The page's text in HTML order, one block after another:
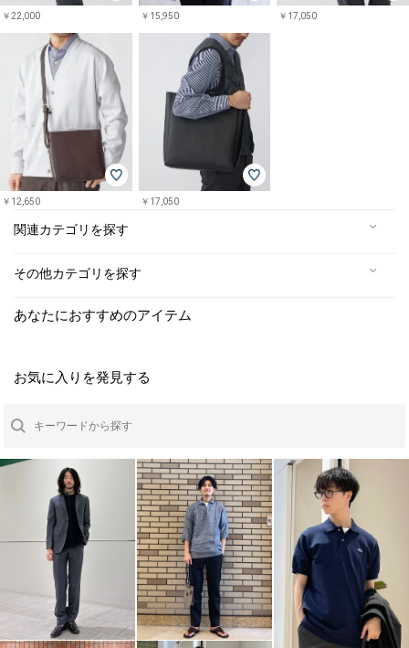
￥22,000 ￥15,950 ￥17,050
￥12,650 ￥17,050
関連カテゴリを探す
その他カテゴリを探す
あなたにおすすめのアイテム
お気に入りを発見する